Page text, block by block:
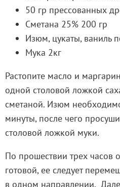
50 гр прессованных
Сметана 25% 200 гр
Изюм, цукаты, ваниль
Мука 2кг
Растопите масло и
одной столовой ложкой
сметаной. Изюм
минуты, после чего
столовой ложкой муки.
По прошествии трех часов
готовой, ее следует
в одном направлении.